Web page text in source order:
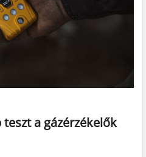
a gázérzékelők